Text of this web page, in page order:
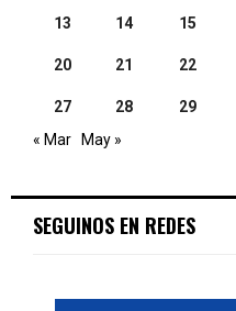
13 14 15
20 21 22
27 28 29
« Mar
May »
SEGUINOS EN REDES